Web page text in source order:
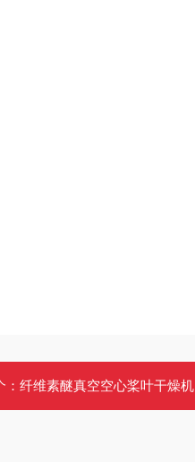
： 纤维素醚真空空心桨叶干燥机